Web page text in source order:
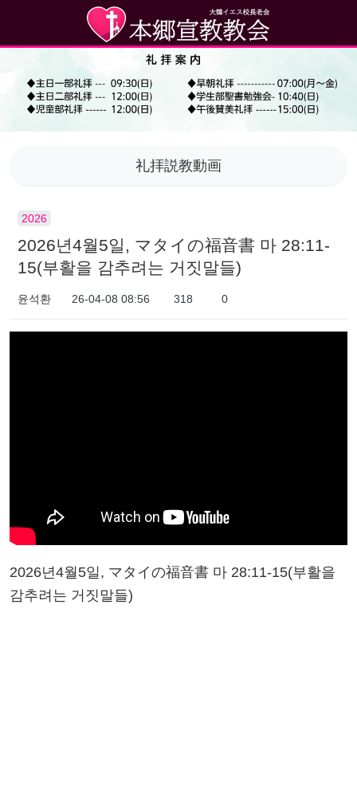
礼拝説教動画
2026
2026년4월5일, マタイの福音書 마 28:11-
15(부활을 감추려는 거짓말들)
윤석환 26-04-08 08:56 318 0
2026년4월5일, マタイの福音書 마 28:11-15(부활을
감추려는 거짓말들)